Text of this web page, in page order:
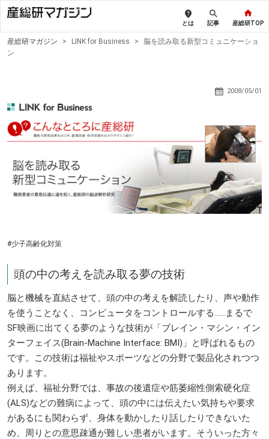
とは 記事 産総研TOP
産総研マガジン > LINK for Business >
脳を読み取る新型コミュニケーショ
ン
2008/05/01
#少子高齢化対策
頭の中の考えを読み取る夢の技術
脳と機械を直結させて、頭の中の考えを解読したり、声や動作
を使うことなく、コンピュータをコントロールする……まるで
SF映画に出てくる夢のような技術が「ブレイン・マシン・イン
ターフェイス(Brain-Machine Interface: BMI)」と呼ばれるもの
です。この技術は福祉やスポーツなどの分野で製品化されつつ
あります。
例えば、福祉分野では、事故の後遺症や筋萎縮性側索硬化症
(ALS)などの難病によって、頭の中には伝えたい気持ちや要求
があるにも関わらず、身体を動かしたり話したりできないた
め、周りとの意思疎通が難しい患者がいます。そういった方々